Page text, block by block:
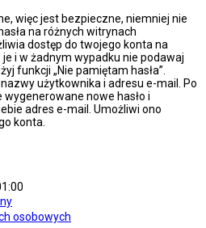
więc jest bezpieczne, niemniej nie
na różnych witrynach
dostęp do twojego konta na
je i w żadnym wypadku nie podawaj
funkcji „Nie pamiętam hasła”.
użytkownika i adresu e-mail. Po
nowe hasło i
adres e-mail. Umożliwi ono
konta.
osobowych